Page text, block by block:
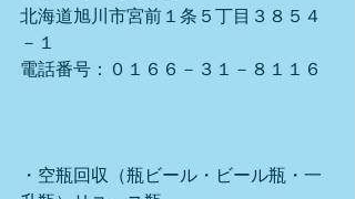
北海道旭川市宮前１条５丁目３８５４
－１
電話番号：０１６６－３１－８１１６
・空瓶回収（瓶ビール・ビール瓶・一